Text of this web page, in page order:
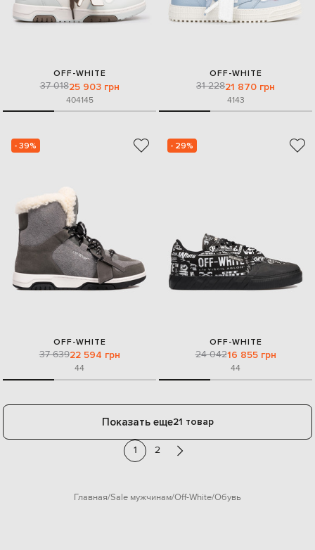
OFF-WHITE
37 01825 903 грн
404145
OFF-WHITE
31 22821 870 грн
4143
- 39%
OFF-WHITE
37 63922 594 грн
44
- 29%
OFF-WHITE
24 04216 855 грн
44
Показать еще21 товар
1 2
Главная Sale мужчинам Off-White Обувь